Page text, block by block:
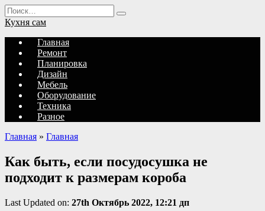
Перейти
к
содержанию
Search
for:
Кухня сам
Главная
Ремонт
Планировка
Дизайн
Мебель
Оборудование
Техника
Разное
Главная » Главная
Как быть, если посудосушка не
подходит к размерам короба
Last Updated on: 27th Октябрь 2022, 12:21 дп